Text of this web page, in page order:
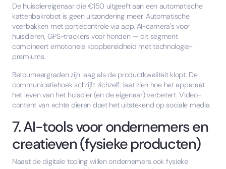
De huisdiereigenaar die €150 uitgeeft aan een automatische
kattenbakrobot is geen uitzondering meer. Automatische
voerbakken met portiecontrole via app, AI-camera's voor
huisdieren, GPS-trackers voor honden — dit segment
combineert emotionele koopbereidheid met technologie-
premiums.
Retourneergraden zijn laag als de productkwaliteit klopt. De
communicatiehoek schrijft zichzelf: laat zien hoe het apparaat
het leven van het huisdier (en de eigenaar) verbetert. Video-
content van echte dieren doet het uitstekend op sociale media.
7. AI-tools voor ondernemers en
creatieven (fysieke producten)
Naast de digitale tooling willen ondernemers ook fysieke